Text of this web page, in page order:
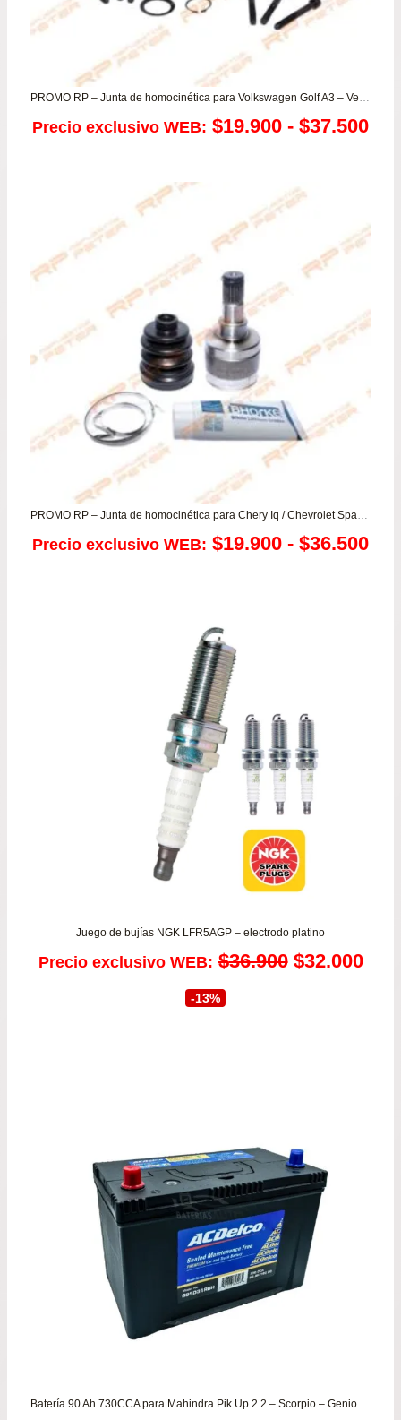
PROMO RP – Junta de homocinética para Volkswagen Golf A3 – Vento (CAJA)
Precio exclusivo WEB: $19.900 - $37.500
PROMO RP – Junta de homocinética para Chery Iq / Chevrolet Spark 800/1.0 / Daewoo Matiz – Tico
Precio exclusivo WEB: $19.900 - $36.500
Juego de bujías NGK LFR5AGP – electrodo platino
Precio exclusivo WEB: $36.900 El
$32.000El
-13%
Batería 90 Ah 730CCA para Mahindra Pik Up 2.2 – Scorpio – Genio 2.2 para todos los años – Garantía 8 meses